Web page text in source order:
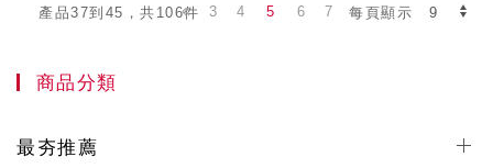
產品37到45，共106件 每頁顯示
3 4 5 6 7
商品分類
最夯推薦